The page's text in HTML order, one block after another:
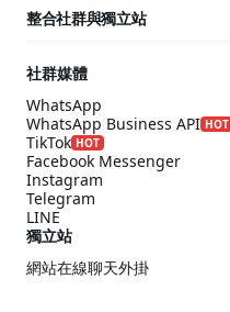
整合社群與獨立站
社群媒體
WhatsApp
WhatsApp Business API HOT
TikTok HOT
Facebook Messenger
Instagram
Telegram
LINE
獨立站
網站在線聊天外掛